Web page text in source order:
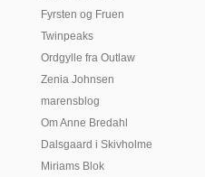
Fyrsten og Fruen
Twinpeaks
Ordgylle fra Outlaw
Zenia Johnsen
marensblog
Om Anne Bredahl
Dalsgaard i Skivholme
Miriams Blok